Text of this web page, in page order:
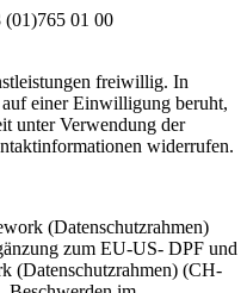
(01)765 01 00
freiwillig. In
einer Einwilligung beruht,
unter Verwendung der
widerrufen.
(Datenschutzrahmen)
zum EU-US- DPF und
(Datenschutzrahmen) (CH-